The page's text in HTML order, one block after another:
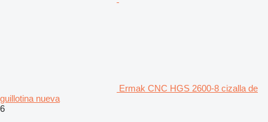
Ermak CNC HGS 2600-8 cizalla de
guillotina nueva
6